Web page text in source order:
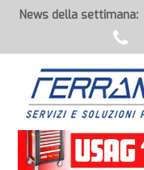
News della settimana: